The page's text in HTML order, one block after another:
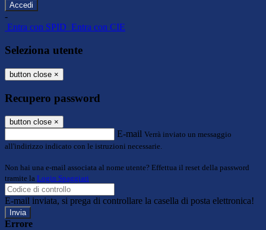
-
Entra con SPID Entra con CIE
Seleziona utente
button close ×
Recupero password
button close ×
E-mail Verrà inviato un messaggio
all'indirizzo indicato con le istruzioni necessarie.
Non hai una e-mail associata al nome utente? Effettua il reset della password
tramite la Login Spaggiari
E-mail inviata, si prega di controllare la casella di posta elettronica!
Errore